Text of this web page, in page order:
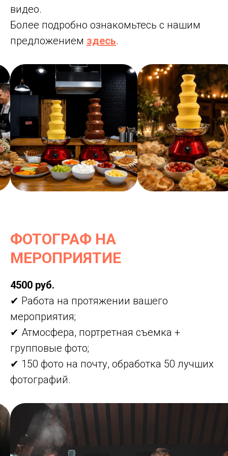
видео.
Более подробно ознакомьтесь с нашим
предложением здесь.
ФОТОГРАФ НА
МЕРОПРИЯТИЕ
4500 руб.
✔ Работа на протяжении вашего
мероприятия;
✔ Атмосфера, портретная съемка +
групповые фото;
✔ 150 фото на почту, обработка 50 лучших
фотографий.